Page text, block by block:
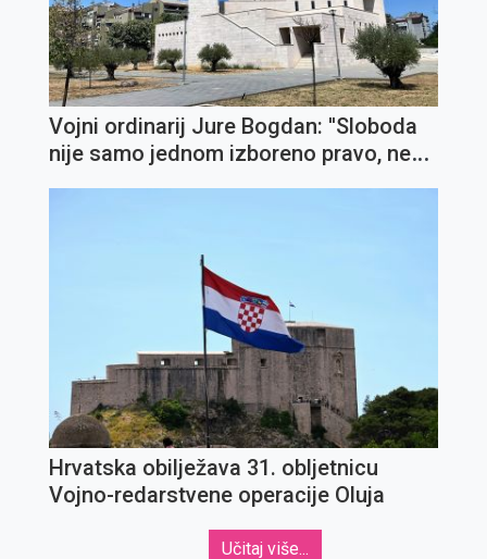
Vojni ordinarij Jure Bogdan: ''Sloboda
nije samo jednom izboreno pravo, nego
Hrvatska obilježava 31. obljetnicu
Vojno-redarstvene operacije Oluja
Učitaj više...